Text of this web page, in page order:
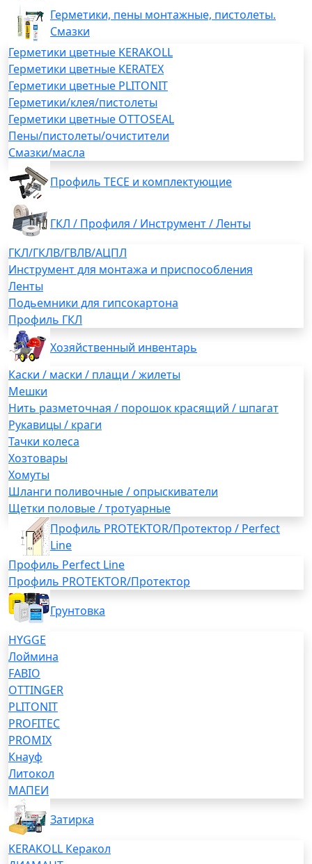
Герметики, пены монтажные, пистолеты.
Смазки
Герметики цветные KERAKOLL
Герметики цветные KERATEX
Герметики цветные PLITONIT
Герметики/клея/пистолеты
Герметики цветные OTTOSEAL
Пены/пистолеты/очистители
Смазки/масла
Профиль TECE и комплектующие
ГКЛ / Профиля / Инструмент / Ленты
ГКЛ/ГКЛВ/ГВЛВ/АЦПЛ
Инструмент для монтажа и приспособления
Ленты
Подьемники для гипсокартона
Профиль ГКЛ
Хозяйственный инвентарь
Каски / маски / плащи / жилеты
Мешки
Нить разметочная / порошок красящий / шпагат
Рукавицы / краги
Тачки колеса
Хозтовары
Хомуты
Шланги поливочные / опрыскиватели
Щетки половые / тротуарные
Профиль PROTEKTOR/Протектор / Perfect
Line
Профиль Perfect Line
Профиль PROTEKTOR/Протектор
Грунтовка
HYGGE
Лоймина
FABIO
OTTINGER
PLITONIT
PROFITEC
PROMIX
Кнауф
Литокол
МАПЕИ
Затирка
KERAKOLL Керакол